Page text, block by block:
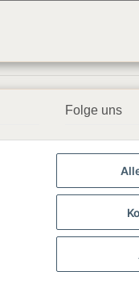
Folge uns
▶️ YouTube
📸
💬